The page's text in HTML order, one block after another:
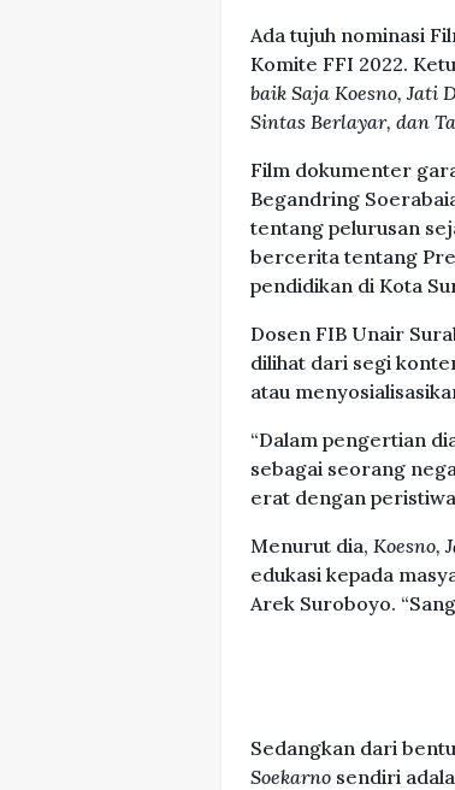
Ada tujuh nominasi
Komite FFI 2022.
baik Saja Koesno, Jati
Sintas Berlayar, dan
Film dokumenter
Begandring
tentang pelurusan
bercerita tentang
pendidikan di Kota
Dosen FIB Unair
dilihat dari segi
atau
“Dalam pengertian
sebagai seorang
erat dengan
Menurut dia, Koesno,
edukasi kepada
Arek Suroboyo.
Sedangkan dari
Soekarno sendiri